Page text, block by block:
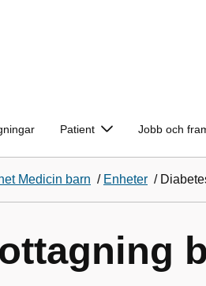
Patient Jobb och
Medicin barn / Enheter /